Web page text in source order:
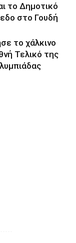
το Δημοτικό
στο Γουδή
το χάλκινο
Τελικό της